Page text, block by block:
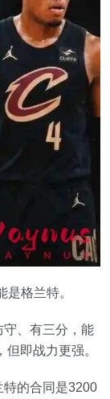
格兰特。
、有三分，能
即战力更强。
特的合同是3200